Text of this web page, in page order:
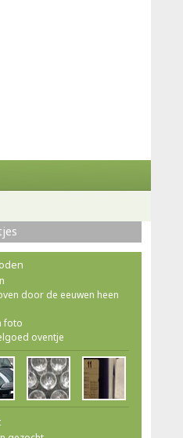
door de eeuwen heen
foto
oventje